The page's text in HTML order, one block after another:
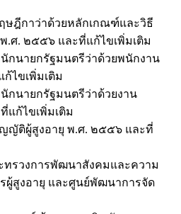
ษฎีกาว่าด้วยหลักเกณฑ์และวิธี
.ศ. ๒๕๕๖ และที่แก้ไขเพิ่มเติม
นักนายกรัฐมนตรีว่าด้วยพนักงาน
ไขเพิ่มเติม
นักนายกรัฐมนตรีว่าด้วยงาน
แก้ไขเพิ่มเติม
ญัติผู้สูงอายุ พ.ศ. ๒๕๕๖ และที่
ทรวงการพัฒนาสังคมและความ
ผู้สูงอายุ และศูนย์พัฒนาการจัด